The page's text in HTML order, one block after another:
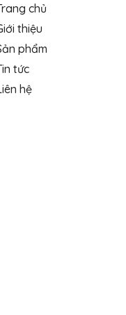
chủ
thiệu
phẩm
tức
hệ